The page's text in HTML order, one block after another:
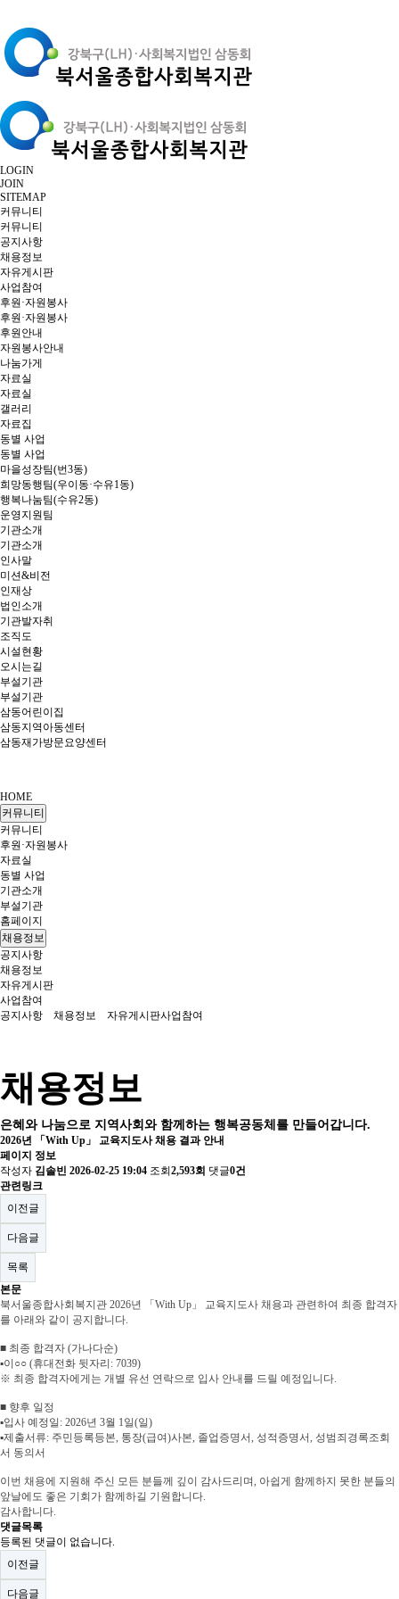
LOGIN
JOIN
SITEMAP
커뮤니티
커뮤니티
공지사항
채용정보
자유게시판
사업참여
후원·자원봉사
후원·자원봉사
후원안내
자원봉사안내
나눔가게
자료실
자료실
갤러리
자료집
동별 사업
동별 사업
마을성장팀(번3동)
희망동행팀(우이동·수유1동)
행복나눔팀(수유2동)
운영지원팀
기관소개
기관소개
인사말
미션&비전
인재상
법인소개
기관발자취
조직도
시설현황
오시는길
부설기관
부설기관
삼동어린이집
삼동지역아동센터
삼동재가방문요양센터
HOME
커뮤니티
커뮤니티
후원·자원봉사
자료실
동별 사업
기관소개
부설기관
홈페이지
채용정보
공지사항
채용정보
자유게시판
사업참여
공지사항
채용정보 자유게시판사업참여
채용정보
은혜와 나눔으로 지역사회와 함께하는 행복공동체를 만들어갑니다.
2026년 「With Up」 교육지도사 채용 결과 안내
페이지 정보
작성자 김솔빈 2026-02-25 19:04 조회 2,593회 댓글0건
관련링크
이전글
다음글
목록
본문
북서울종합사회복지관 2026년
「With Up」 교육지도사 채용과 관련하여 최종 합격자
를 아래와 같이 공지합니다.
■ 최종 합격자 (가나다순)
▪이 ○○ (휴대전화 뒷자리 : 7039)
※ 최종 합격자에게는 개별 유선 연락으로 입사 안내를 드릴 예정입니다.
■ 향후 일정
▪입사 예정일 : 2026년 3월 1일(일)
▪제출서류: 주민등록등본, 통장(급여)사본, 졸업증명서, 성적증명서, 성범죄경록조회
서 동의서
이번 채용에 지원해 주신 모든 분들께 깊이 감사드리며, 아쉽게 함께하지 못한 분들의
앞날에도 좋은 기회가 함께하길 기원합니다.
감사합니다.
댓글목록
등록된 댓글이 없습니다.
이전글
다음글